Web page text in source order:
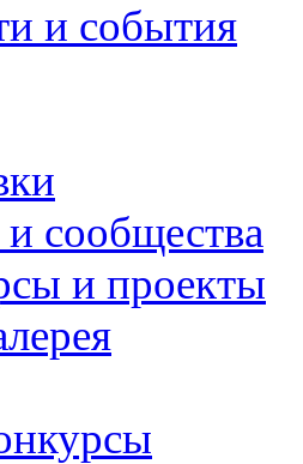
и события
сообщества
и проекты